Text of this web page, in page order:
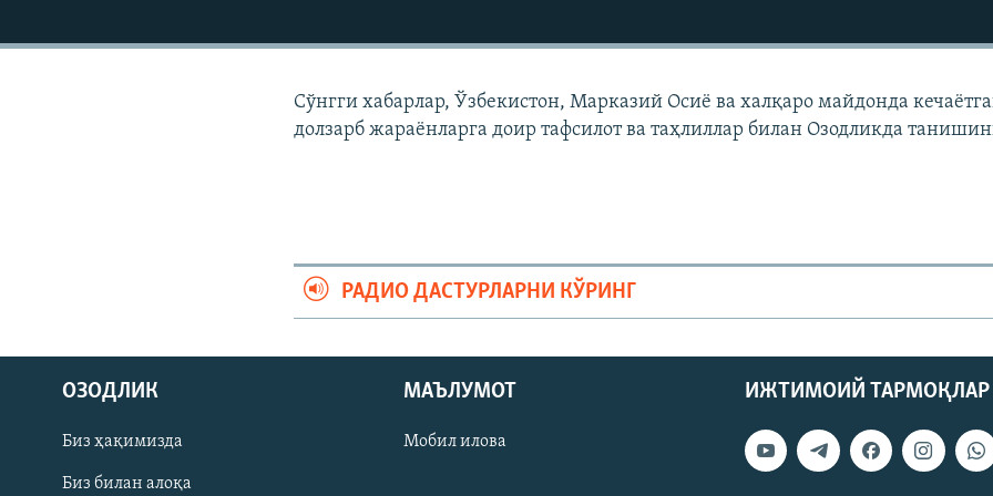
На русском
ИЖТИМОИЙ ТАРМОҚЛАР
Сўнгги хабарлар, Ўзбекистон, Марказий Осиë ва халқаро майдонда
долзарб жараëнларга доир тафсилот ва таҳлиллар билан Озодликда
РАДИО ДАСТУРЛАРНИ КЎРИНГ
ИЖТИМОИЙ ТАРМОҚЛАР
ОЗОДЛИК
Биз ҳақимизда
Биз билан алоқа
МАЪЛУМОТ
Мобил илова